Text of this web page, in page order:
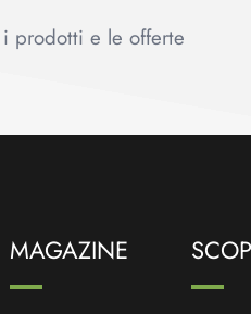
prodotti e le offerte
MAGAZINE